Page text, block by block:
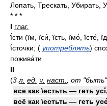
Лопать, Трескать, Убирать,
* * *
I глаг.
ї́сти (їм, їси́, їсть, їмо́, їсте́,
ї́сточки; ( употреблять)
пожива́ти
II
(3 л. ед. ч. наст. , от "быть"
все как \естьть — геть
всё как \естьть — геть